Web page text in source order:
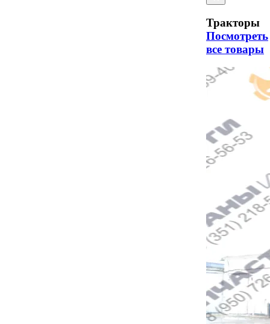
Тракторы
Посмотреть
все товары